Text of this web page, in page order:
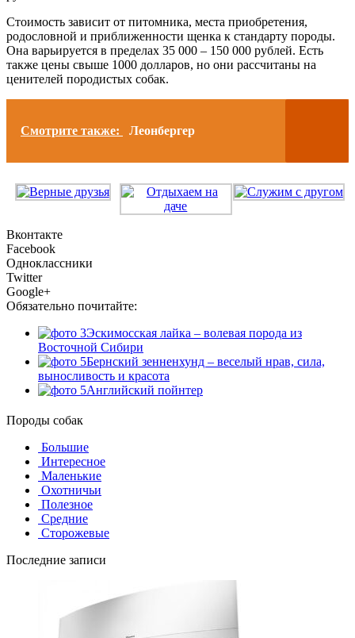
Стоимость зависит от питомника, места приобретения,
родословной и приближенности щенка к стандарту породы.
Она варьируется в пределах 35 000 – 150 000 рублей. Есть
также цены свыше 1000 долларов, но они рассчитаны на
ценителей породистых собак.
Смотрите также: Леонбергер
Вконтакте
Facebook
Одноклассники
Twitter
Google+
Обязательно почитайте:
Эскимосская лайка – волевая порода из
Восточной Сибири
Бернский зенненхунд – веселый нрав, сила,
выносливость и красота
Английский пойнтер
Породы собак
Большие
Интересное
Маленькие
Охотничьи
Полезное
Средние
Сторожевые
Последние записи